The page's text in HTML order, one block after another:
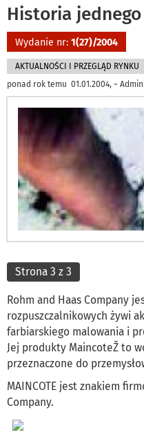
Historia
Wydanie nr: 1(27)/2004
AKTUALNOŚCI I PRZEGLĄD RYNKU
ponad rok temu 01.01.2004, ~
Strona 3 z 3
Rohm and Haas Company
rozpuszczalnikowych żywi
farbiarskiego malowania i
Jej produkty MaincoteŽ to
przeznaczone do
MAINCOTE jest znakiem
Company.